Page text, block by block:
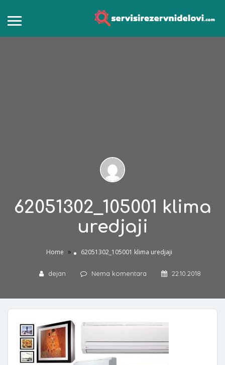
62051302_105001 klima
uredjaji
Home » 62051302_105001 klima uredjaji
dejan Nema komentara 22.10.2018